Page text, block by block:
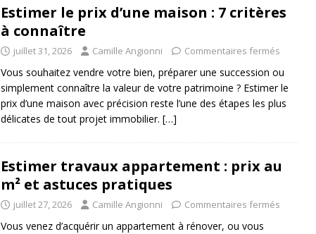
Estimer le prix d’une maison : 7 critères
à connaître
juillet 31, 2026 Camille Angionni Commentaires fermés
Vous souhaitez vendre votre bien, préparer une succession ou
simplement connaître la valeur de votre patrimoine ? Estimer le
prix d’une maison avec précision reste l’une des étapes les plus
délicates de tout projet immobilier. […]
Estimer travaux appartement : prix au
m² et astuces pratiques
juillet 27, 2026 Camille Angionni Commentaires fermés
Vous venez d’acquérir un appartement à rénover, ou vous